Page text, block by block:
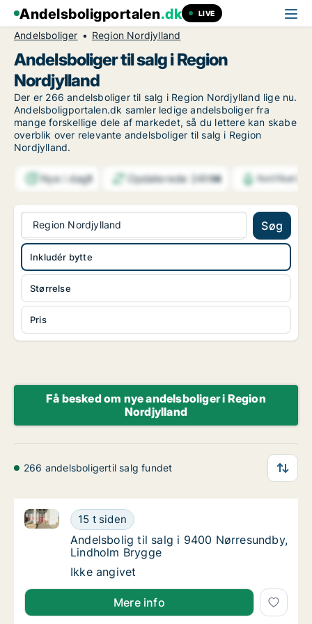
Andelsboligportalen.dk LIVE
Andelsboliger Region Nordjylland
Andelsboliger til salg i Region
Nordjylland
Der er 266 andelsboliger til salg i Region Nordjylland lige nu.
Andelsboligportalen.dk samler ledige andelsboliger fra
mange forskellige dele af markedet, så du lettere kan skabe
overblik over relevante andelsboliger til salg i Region
Nordjylland.
Nye i dag1 Opdaterede 24h14
Region Nordjylland Søg
Størrelse
Pris
Inkludér bytte
Få besked om nye andelsboliger i Region
Nordjylland
266 andelsboligertil salg fundet
Andelsbolig til salg i 9400 Nørresundby,
15 t siden
Andelsbolig til salg i 9400 Nørresundby, Lindholm
Andelsbolig til salg i 9400 Nørresundby,
Andelsbolig til salg i 9400 Nørresundby,
Lindholm Brygge
Andelsbolig til salg i 9400 Nørresundby,
Ikke angivet
Mere info